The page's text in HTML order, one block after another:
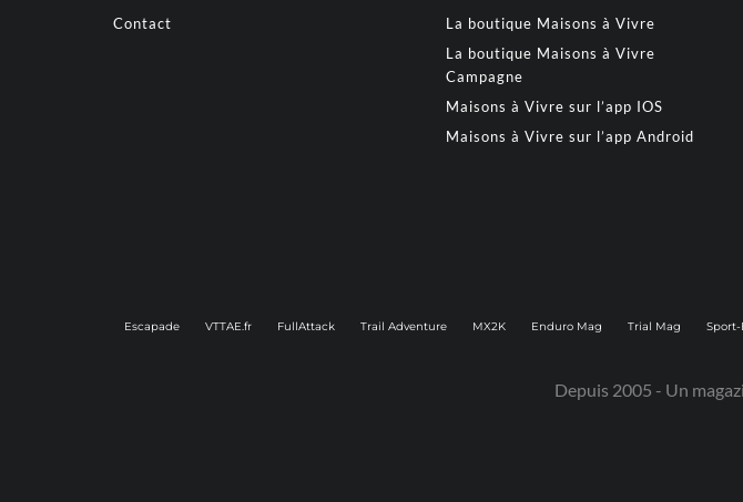
Contact
La boutique Maisons à Vivre
La boutique Maisons à Vivre
Campagne
Maisons à Vivre sur l’app IOS
Maisons à Vivre sur l’app Android
Escapade VTTAE.fr FullAttack Trail Adventure MX2K Enduro Mag Trial Mag
Depuis 2005 - Un